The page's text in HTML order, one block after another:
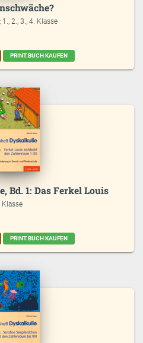
2., 3., 4. Klasse
PRINT.BUCH KAUFEN
Bd. 1: Das Ferkel Louis
Klasse
PRINT.BUCH KAUFEN